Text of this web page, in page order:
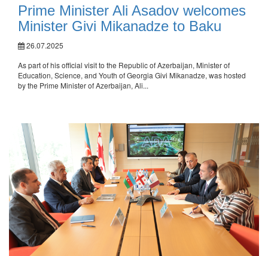
Prime Minister Ali Asadov welcomes
Minister Givi Mikanadze to Baku
26.07.2025
As part of his official visit to the Republic of Azerbaijan, Minister of
Education, Science, and Youth of Georgia Givi Mikanadze, was hosted
by the Prime Minister of Azerbaijan, Ali...